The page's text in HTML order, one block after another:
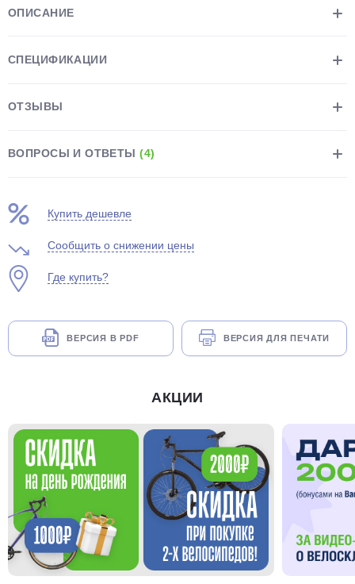
ОПИСАНИЕ
СПЕЦИФИКАЦИИ
ОТЗЫВЫ
ВОПРОСЫ И ОТВЕТЫ(4)
Купить дешевле
Сообщить о снижении цены
Где купить?
ВЕРСИЯ В PDF ВЕРСИЯ ДЛЯ ПЕЧАТИ
АКЦИИ